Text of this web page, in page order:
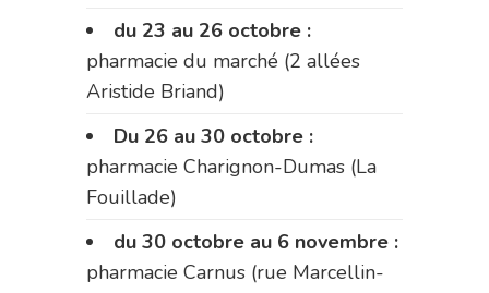
du 23 au 26 octobre :
pharmacie du marché (2 allées
Aristide Briand)
Du 26 au 30 octobre :
pharmacie Charignon-Dumas (La
Fouillade)
du 30 octobre au 6 novembre :
pharmacie Carnus (rue Marcellin-